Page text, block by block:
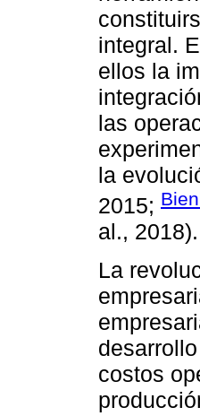
integral.
ellos la
las
la
2015;
al., 2018).
La
costos